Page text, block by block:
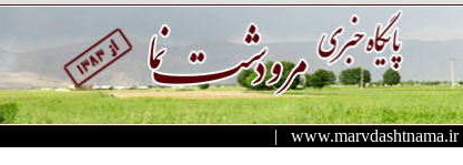
www.marvdashtnama.ir
|